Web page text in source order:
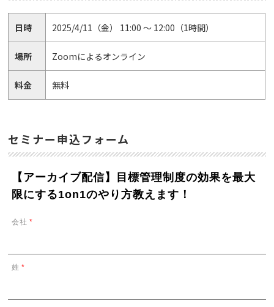
日時 2025/4/11（金） 11:00 ～ 12:00（1時間）
場所 Zoomによるオンライン
料金 無料
セミナー申込フォーム
【アーカイブ配信】目標管理制度の効果を最大
限にする1on1のやり方教えます！
会社 *
姓*